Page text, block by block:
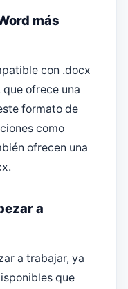
más
con .docx
ofrece una
formato de
como
ofrecen una
a
a trabajar, ya
que